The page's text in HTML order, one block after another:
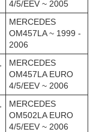
4/5/EEV ~ 2005
MERCEDES
OM457LA ~ 1999 -
2006
MERCEDES
OM457LA EURO
4/5/EEV ~ 2006
MERCEDES
OM502LA EURO
4/5/EEV ~ 2006